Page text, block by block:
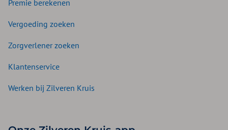
Premie berekenen
Vergoeding zoeken
Zorgverlener zoeken
Klantenservice
Werken bij Zilveren Kruis